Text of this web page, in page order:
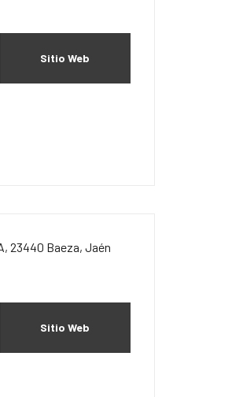
Sitio Web
23440 Baeza, Jaén
Sitio Web